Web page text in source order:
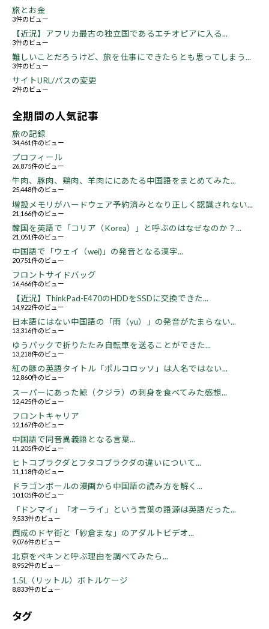
旅とお金
3件のビュー
【近況】アフリカ最古の独立国であるエチオピアに入る...
3件のビュー
難しいことだろうけど、旅を仕事にできたらとも思ってしまう...
3件のビュー
サイトURL/パスの変更
2件のビュー
全期間の人気記事
旅の記録
34,461件のビュー
プロフィール
26,875件のビュー
牛肉、豚肉、鶏肉、羊肉ににあたる中国語をまとめてみた...
25,448件のビュー
増設メモリがハードウェア予約済みとなり正しく認識されない...
21,166件のビュー
韓国を英語で「コリア（Korea）」と呼ぶのはなぜなのか？...
21,051件のビュー
中国語で「ウェイ（wei)」の発音となる漢字...
20,751件のビュー
フロントサイドバッグ
16,466件のビュー
【近況】ThinkPad-E470のHDDをSSDに交換できた...
14,922件のビュー
日本語にはない中国語の「雨（yu）」の発音がたまらない...
13,316件のビュー
ゆうパックで折りたたみ自転車を送ることができた...
13,218件のビュー
紅の豚の英語タイトル「ポルコロッソ」は人名ではない...
12,860件のビュー
スーパーにあった鯨（クジラ）の刺身を食べてみた感想...
12,425件のビュー
フロントキャリア
12,167件のビュー
中国語で同音異義語となる言葉...
11,205件のビュー
ヒトコブラクダとフタコブラクダの違いについて...
11,118件のビュー
ドラゴンボールの漫画から中国語の読み方を解く...
10,105件のビュー
「ドンマイ」「オーライ」という言葉の語源は英語だった...
9,533件のビュー
西成のドヤ街と「紗倉まな」のアダルトビデオ...
9,076件のビュー
北京をペキンと呼ぶ理由を調べてみたら...
8,952件のビュー
1.5L（リットル）ボトルケージ
8,833件のビュー
タグ